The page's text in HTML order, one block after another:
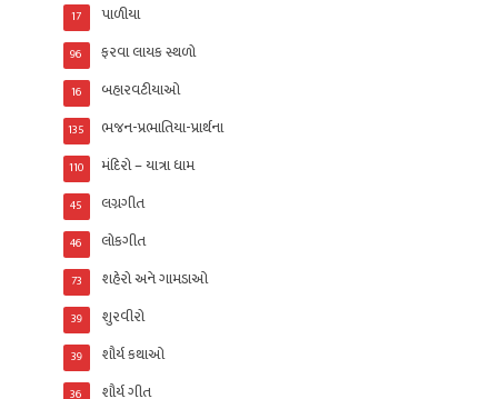
પાળીયા
17
ફરવા લાયક સ્થળો
96
બહારવટીયાઓ
16
ભજન-પ્રભાતિયા-પ્રાર્થના
135
મંદિરો – યાત્રા ધામ
110
લગ્નગીત
45
લોકગીત
46
શહેરો અને ગામડાઓ
73
શુરવીરો
39
શૌર્ય કથાઓ
39
શૌર્ય ગીત
36